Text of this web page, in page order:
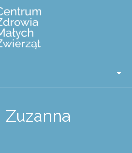
Zuzanna